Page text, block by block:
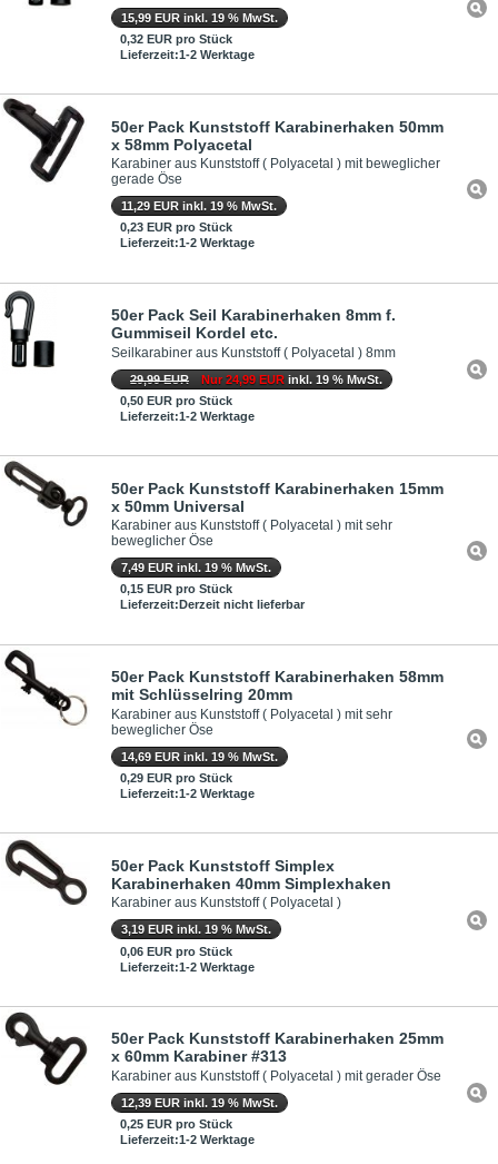
15,99 EUR inkl. 19 % MwSt.
0,32 EUR pro Stück
Lieferzeit:1-2 Werktage
50er Pack Kunststoff Karabinerhaken 50mm
x 58mm Polyacetal
Karabiner aus Kunststoff ( Polyacetal ) mit beweglicher
gerade Öse
11,29 EUR inkl. 19 % MwSt.
0,23 EUR pro Stück
Lieferzeit:1-2 Werktage
50er Pack Seil Karabinerhaken 8mm f.
Gummiseil Kordel etc.
Seilkarabiner aus Kunststoff ( Polyacetal ) 8mm
29,99 EUR Nur 24,99 EUR inkl. 19 % MwSt.
0,50 EUR pro Stück
Lieferzeit:1-2 Werktage
50er Pack Kunststoff Karabinerhaken 15mm
x 50mm Universal
Karabiner aus Kunststoff ( Polyacetal ) mit sehr
beweglicher Öse
7,49 EUR inkl. 19 % MwSt.
0,15 EUR pro Stück
Lieferzeit:Derzeit nicht lieferbar
50er Pack Kunststoff Karabinerhaken 58mm
mit Schlüsselring 20mm
Karabiner aus Kunststoff ( Polyacetal ) mit sehr
beweglicher Öse
14,69 EUR inkl. 19 % MwSt.
0,29 EUR pro Stück
Lieferzeit:1-2 Werktage
50er Pack Kunststoff Simplex
Karabinerhaken 40mm Simplexhaken
Karabiner aus Kunststoff ( Polyacetal )
3,19 EUR inkl. 19 % MwSt.
0,06 EUR pro Stück
Lieferzeit:1-2 Werktage
50er Pack Kunststoff Karabinerhaken 25mm
x 60mm Karabiner #313
Karabiner aus Kunststoff ( Polyacetal ) mit gerader Öse
12,39 EUR inkl. 19 % MwSt.
0,25 EUR pro Stück
Lieferzeit:1-2 Werktage